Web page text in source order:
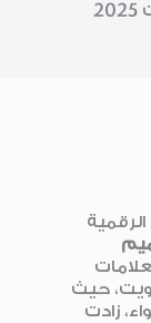
حيث
زادت